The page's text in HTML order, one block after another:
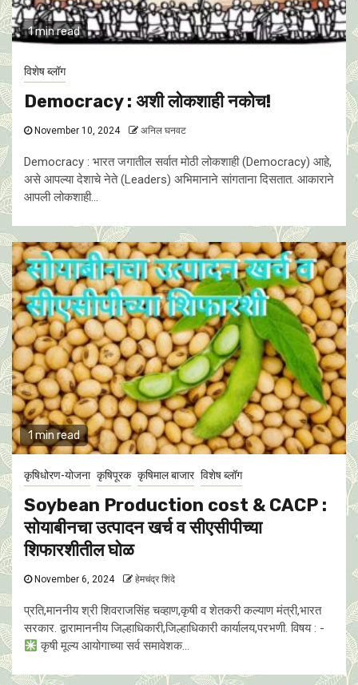
1 min read
विशेष ब्लॉग
Democracy : अशी लोकशाही नकोच!
November 10, 2024 अनिल घनवट
Democracy : भारत जगातील सर्वात मोठी लोकशाही (Democracy) आहे,
असे आपल्या देशाचे नेते (Leaders) अभिमानाने सांगताना दिसतात. आकाराने
आपली लोकशाही...
1 min read
कृषिधोरण-योजना कृषिपूरक कृषिमाल बाजार विशेष ब्लॉग
Soybean Production cost & CACP :
साेयाबीनचा उत्पादन खर्च व सीएसीपीच्या
शिफारशीतील घाेळ
November 6, 2024 हेमचंद्र शिंदे
प्रति,माननीय श्री शिवराजसिंह चव्हाण,कृषी व शेतकरी कल्याण मंत्री,भारत
सरकार. द्वारामाननीय जिल्हाधिकारी,जिल्हाधिकारी कार्यालय,परभणी. विषय : -
कृषी मूल्य आयोगाच्या सर्व समावेशक...